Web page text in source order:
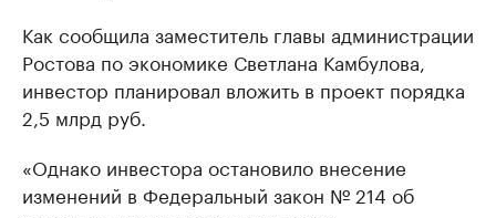
Как сообщила заместитель главы администрации
Ростова по экономике Светлана Камбулова,
инвестор планировал вложить в проект порядка
2,5 млрд руб.
«Однако инвестора остановило внесение
изменений в Федеральный закон № 214 об